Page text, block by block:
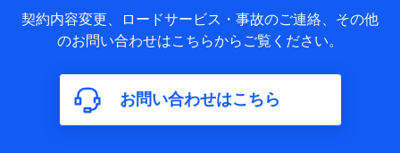
ー登録受付時に提供いただいた情報（氏名、住所、生年月
日、性別、保険契約者と被保険者の関係、保険加入の目的、
保険商品の内容、保険料、保険料のお支払方法、車のメーカ
ペットの種類や年齢など）及びお客様との応対記録（お客様
に提示した比較見積の試算結果情報、メールマガジンを提供
した際のメール内容や送信履歴の情報及び保険の更改案内等
を提供した際のメール内容や送信履歴などの情報）が含まれ
契約内容変更、ロードサービス・事故のご連絡、その他
のお問い合わせはこちらからご覧ください。
お問い合わせはこちら